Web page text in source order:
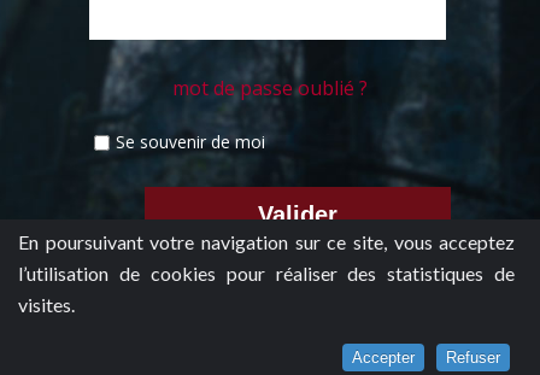
En poursuivant votre navigation sur ce site, vous acceptez
l’utilisation de cookies pour réaliser des statistiques de
visites.
Accepter Refuser
mot de passe oublié ?
Se souvenir de moi